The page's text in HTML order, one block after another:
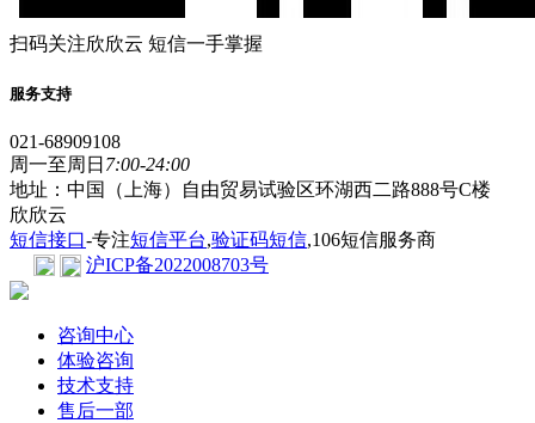
扫码关注欣欣云 短信一手掌握
服务支持
021-68909108
周一至周日 7:00-24:00
地址：中国（上海）自由贸易试验区环湖西二路888号C楼
欣欣云
短信接口-专注短信平台,验证码短信,106短信服务商
沪ICP备2022008703号
咨询中心
体验咨询
技术支持
售后一部